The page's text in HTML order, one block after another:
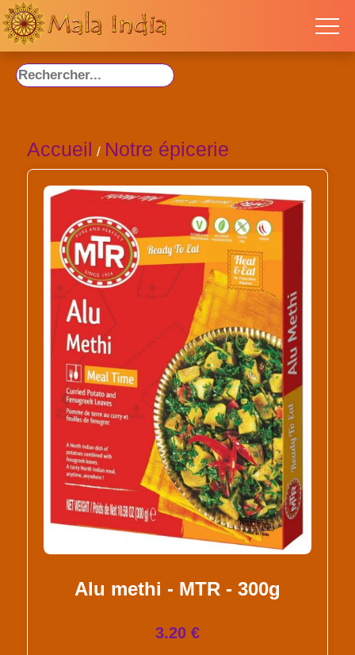
Accueil / Notre épicerie
Alu methi - MTR - 300g
3.20 €